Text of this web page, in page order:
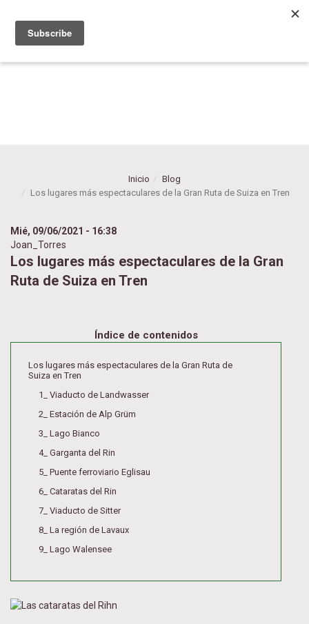
contenido
principal
Inicio
Blog
Los lugares más espectaculares de la Gran Ruta de Suiza en Tren
Mié, 09/06/2021 - 16:38
Joan_Torres
Los lugares más espectaculares de la Gran
Ruta de Suiza en Tren
Índice de contenidos
Los lugares más espectaculares de la Gran Ruta de
Suiza en Tren
1_ Viaducto de Landwasser
2_ Estación de Alp Grüm
3_ Lago Bianco
4_ Garganta del Rin
5_ Puente ferroviario Eglisau
6_ Cataratas del Rin
7_ Viaducto de Sitter
8_ La región de Lavaux
9_ Lago Walensee